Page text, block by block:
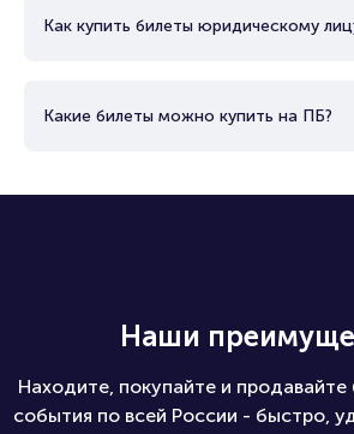
Как купить билеты юридическому
Какие билеты можно купить на ПБ?
Наши
Находите, покупайте и
события по всей России - быстро,